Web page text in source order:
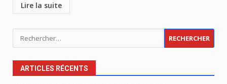
Lire la suite
Rechercher :
ARTICLES RÉCENTS